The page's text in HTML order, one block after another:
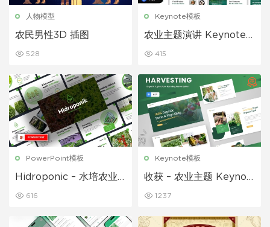
人物模型
农民男性3D 插图
528
Keynote模板
农业主题演讲 Keynote
415
PowerPoint模板
Hidroponic – 水培农业
616
Keynote模板
收获 – 农业主题 Keynot
1237